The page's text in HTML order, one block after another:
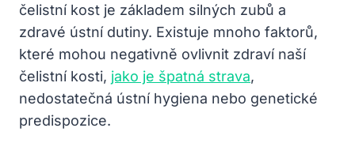
čelistní kost je základem silných zubů a
zdravé ústní dutiny. Existuje mnoho faktorů,
které mohou negativně ovlivnit zdraví naší
čelistní kosti, jako je špatná strava,
nedostatečná ústní hygiena nebo genetické
predispozice.